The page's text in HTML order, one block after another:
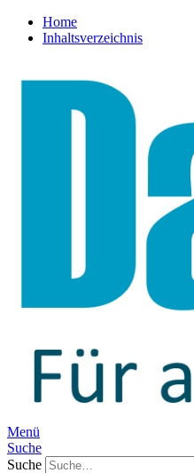
Home
Inhaltsverzeichnis
Menü
Suche
Suche